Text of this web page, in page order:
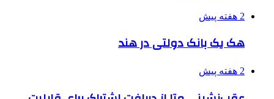
2 هفته پیش
هک یک بانک دولتی در هند
2 هفته پیش